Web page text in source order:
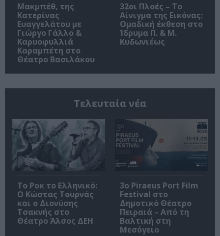
Μακμπέθ, της
Κατερίνας
Ευαγγελάτου με
Γιώργο Γάλλο &
Καρυοφυλλιά
Καραμπέτη στο
Θέατρο Βασιλάκου
32οι Πλοές – Το
Αίνιγμα της Εικόνας:
Ομαδική έκθεση στο
Ίδρυμα Π. & Μ.
Κυδωνιέως
Τελευταία νέα
Το Ροκ το Ελληνικό:
Ο Κώστας Τουρνάς
και ο Διονύσης
Τσακνής στο
Θέατρο Άλσος ΔΕΗ
3o Piraeus Port Film
Festival στο
Δημοτικό Θέατρο
Πειραιά – Από τη
Βαλτική στη
Μεσόγειο